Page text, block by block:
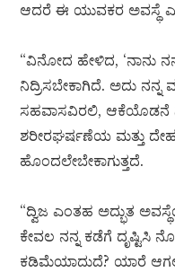
ಆದರೆ ಈ ಯುವಕರ ಅವಸ್ಥೆ
“ವಿನೋದ ಹೇಳಿದ, ‘ನಾನು
ನಿದ್ರಿಸಬೇಕಾಗಿದೆ. ಅದು ನನ್ನ
ಸಹವಾಸವಿರಲಿ, ಆಕೆಯೊಡನೆ
ಶರೀರಘರ್ಷಣೆಯ ಮತ್ತು
ಹೊಂದಲೇಬೇಕಾಗುತ್ತದೆ.
“ದ್ವಿಜ ಎಂತಹ ಅದ್ಭುತ
ಕೇವಲ ನನ್ನ ಕಡೆಗೆ ದೃಷ್ಟಿಸಿ
ಕಡಿಮೆಯಾದುದೆ? ಯಾರೆ ಆಗಲಿ,